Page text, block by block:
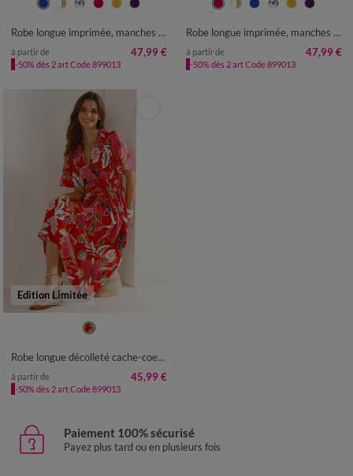
38 40 42 44 46
Robe longue imprimée, manches évasées
à partir de 47,99 €
-50% dès 2 art Code 899013
38 40 42 44 46
Robe longue imprimée, manches évasées
à partir de 47,99 €
-50% dès 2 art Code 899013
Edition Limitée
42
Robe longue décolleté cache-coeur, crêpe imprimé
à partir de 45,99 €
-50% dès 2 art Code 899013
Paiement 100% sécurisé
Payez plus tard ou en plusieurs fois